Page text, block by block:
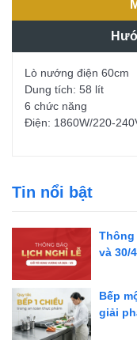
Lò nướng điện 60cm
Dung tích: 58 lít
6 chức năng
Điện: 1860W/220-
Tin nổi bật
Thông
và 30/
Bếp
giải